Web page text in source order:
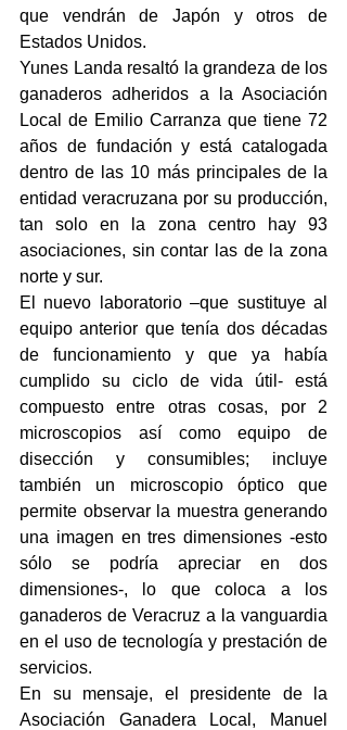
que vendrán de Japón y otros de
Estados Unidos.
Yunes Landa resaltó la grandeza de los
ganaderos adheridos a la Asociación
Local de Emilio Carranza que tiene 72
años de fundación y está catalogada
dentro de las 10 más principales de la
entidad veracruzana por su producción,
tan solo en la zona centro hay 93
asociaciones, sin contar las de la zona
norte y sur.
El nuevo laboratorio –que sustituye al
equipo anterior que tenía dos décadas
de funcionamiento y que ya había
cumplido su ciclo de vida útil- está
compuesto entre otras cosas, por 2
microscopios así como equipo de
disección y consumibles; incluye
también un microscopio óptico que
permite observar la muestra generando
una imagen en tres dimensiones -esto
sólo se podría apreciar en dos
dimensiones-, lo que coloca a los
ganaderos de Veracruz a la vanguardia
en el uso de tecnología y prestación de
servicios.
En su mensaje, el presidente de la
Asociación Ganadera Local, Manuel